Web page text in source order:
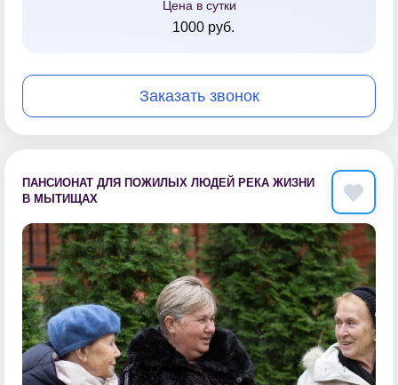
Цена в сутки
1000 руб.
Заказать звонок
ПАНСИОНАТ ДЛЯ ПОЖИЛЫХ ЛЮДЕЙ РЕКА ЖИЗНИ
В МЫТИЩАХ